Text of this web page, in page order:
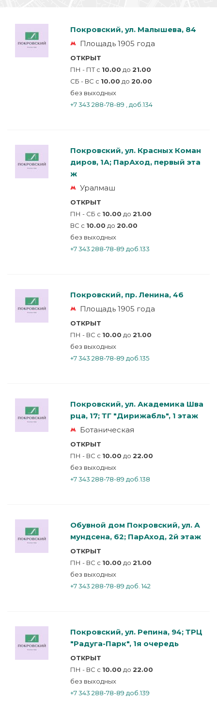
Покровский, ул. Малышева, 84
Площадь 1905 года
ОТКРЫТ
ПН - ПТ с 10.00 до 21.00
СБ - ВС с 10.00 до 20.00
без выходных
+7 343 288-78-89 , доб.134
Покровский, ул. Красных Коман
диров, 1А; ПарАход, первый эта
ж
Уралмаш
ОТКРЫТ
ПН - CБ с 10.00 до 21.00
ВС с 10.00 до 20.00
без выходных
+7 343 288-78-89 доб.133
Покровский, пр. Ленина, 46
Площадь 1905 года
ОТКРЫТ
ПН - ВС с 10.00 до 21.00
без выходных
+7 343 288-78-89 доб.135
Покровский, ул. Академика Шва
рца, 17; ТГ "Дирижабль", 1 этаж
Ботаническая
ОТКРЫТ
ПН - ВС с 10.00 до 22.00
без выходных
+7 343 288-78-89 доб.138
Обувной дом Покровский, ул. А
мундсена, 62; ПарАход, 2й этаж
ОТКРЫТ
ПН - ВС с 10.00 до 21.00
без выходных
+7 343 288-78-89 доб. 142
Покровский, ул. Репина, 94; ТРЦ
"Радуга-Парк", 1я очередь
ОТКРЫТ
ПН - ВС с 10.00 до 22.00
без выходных
+7 343 288-78-89 доб.139